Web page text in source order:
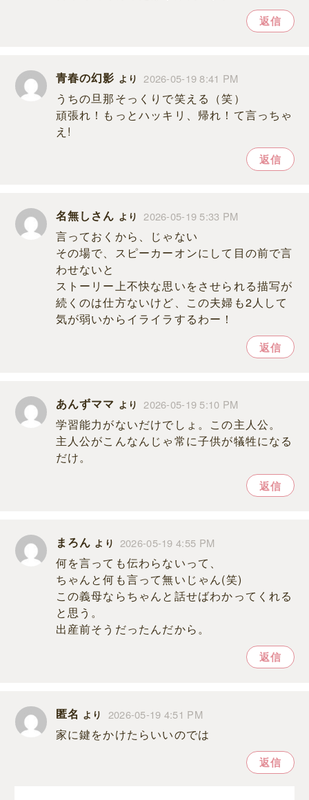
返信
青春の幻影 より 2026-05-19 8:41 PM
うちの旦那そっくりで笑える（笑）
頑張れ！もっとハッキリ、帰れ！て言っちゃ
え!
返信
名無しさん より 2026-05-19 5:33 PM
言っておくから、じゃない
その場で、スピーカーオンにして目の前で言
わせないと
ストーリー上不快な思いをさせられる描写が
続くのは仕方ないけど、この夫婦も2人して
気が弱いからイライラするわー！
返信
あんずママ より 2026-05-19 5:10 PM
学習能力がないだけでしょ。この主人公。
主人公がこんなんじゃ常に子供が犠牲になる
だけ。
返信
まろん より 2026-05-19 4:55 PM
何を言っても伝わらないって、
ちゃんと何も言って無いじゃん(笑)
この義母ならちゃんと話せばわかってくれる
と思う。
出産前そうだったんだから。
返信
匿名 より 2026-05-19 4:51 PM
家に鍵をかけたらいいのでは
返信